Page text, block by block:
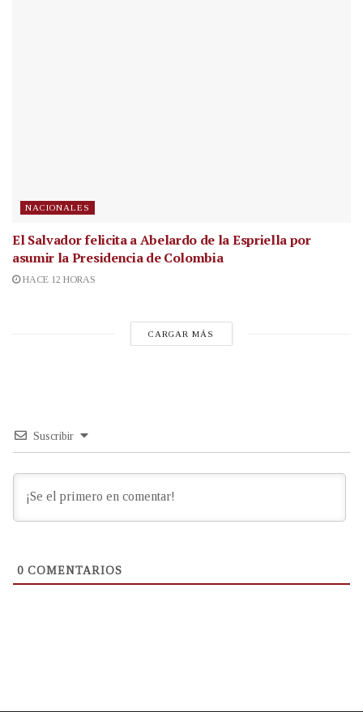
NACIONALES
El Salvador felicita a Abelardo de la Espriella por
asumir la Presidencia de Colombia
HACE 12 HORAS
CARGAR MÁS
Suscribir
0 COMENTARIOS